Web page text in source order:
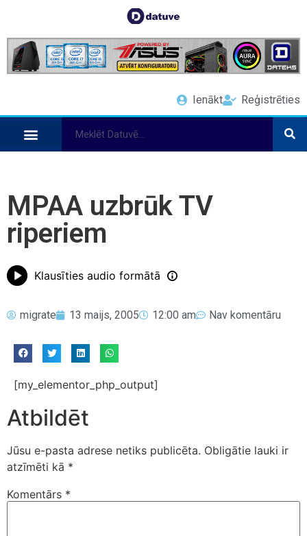
Ienākt Reģistrēties
MPAA uzbrūk TV
riperiem
Klausīties audio formātā
migrate 13 maijs, 2005 12:00 am Nav komentāru
[my_elementor_php_output]
Atbildēt
Jūsu e-pasta adrese netiks publicēta. Obligātie lauki ir
atzīmēti kā *
Komentārs *